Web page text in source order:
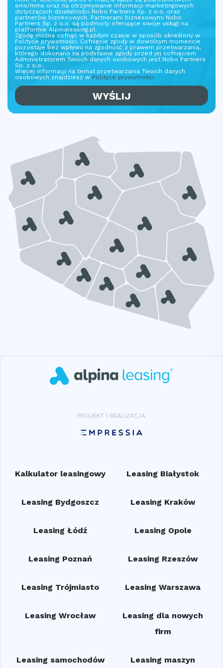
sms/mms oraz na otrzymywanie informacji marketingowych
dotyczących działalności Nobo Partners Sp. z o.o. oraz
partnerów biznesowych. Partnerami biznesowymi Nobo
Partners Sp. z o.o. są podmioty oferujące swoje usługi na
platformie Alpinaleasing.pl.
Zgodę można cofnąć w każdym czasie w sposób określony w
Polityce prywatności. Cofnięcie zgody w dowolnym momencie
pozostaje bez wpływu na zgodność z prawem przetwarzania,
którego dokonano na podstawie zgody przed jej cofnięciem
Administratorem Twoich danych osobowych jest Nobo Partners
Sp. z o.o.
Więcej informacji na temat przetwarzania Twoich danych
osobowych znajdziesz w Polityce prywatności.
PROJEKT I REALIZACJA
Kalkulator leasingowy Leasing Białystok
Leasing Bydgoszcz Leasing Kraków
Leasing Łódź Leasing Opole
Leasing Poznań Leasing Rzeszów
Leasing Trójmiasto Leasing Warszawa
Leasing Wrocław
Leasing dla nowych
firm
Leasing samochodów Leasing maszyn